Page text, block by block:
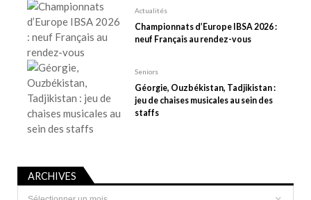
Actualités
Championnats d’Europe IBSA 2026 :
neuf Français au rendez-vous
Seniors
Géorgie, Ouzbékistan, Tadjikistan :
jeu de chaises musicales au sein des
staffs
ARCHIVES
Archives